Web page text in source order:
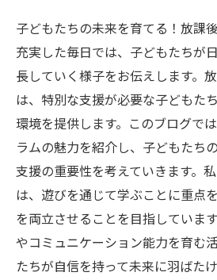
子どもたちの未来を育てる！放課
充実した毎日では、子どもたちが
長していく様子をお伝えします。
は、特別な支援が必要な子どもた
環境を提供します。このブログで
ラムの魅力を紹介し、子どもたち
支援の重要性を考えていきます。
は、遊びを通じて学ぶことに重点
を両立させることを目指していま
やコミュニケーション能力を育む
たちが自信を持って未来に羽ばた